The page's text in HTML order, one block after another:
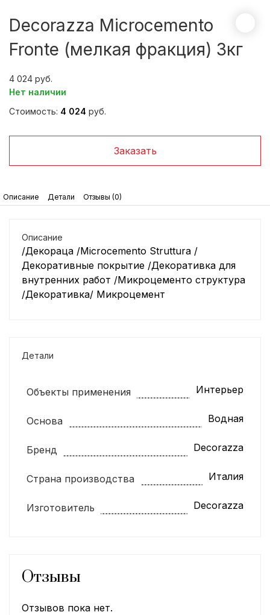
Decorazza Microcemento
Fronte (мелкая фракция) 3кг
4 024
Нет наличии
Стоимость: 4 024 руб.
Заказать
Описание Детали Отзывы (0)
Описание
/Декораца /Microcemento Struttura /
Декоративные покрытие /Декоративка для
внутренних работ /Микроцементо структура
/Декоративка/ Микроцемент
Детали
Объекты применения Интерьер
Основа Водная
Бренд Decorazza
Страна производства Италия
Изготовитель Decorazza
Отзывы
Отзывов пока нет.